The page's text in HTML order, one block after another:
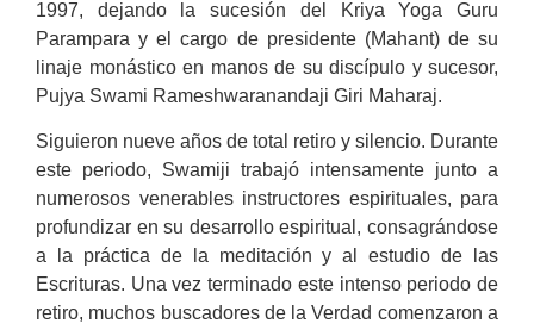
1997, dejando la sucesión del Kriya Yoga Guru
Parampara y el cargo de presidente (Mahant) de su
linaje monástico en manos de su discípulo y sucesor,
Pujya Swami Rameshwaranandaji Giri Maharaj.
Siguieron nueve años de total retiro y silencio. Durante
este periodo, Swamiji trabajó intensamente junto a
numerosos venerables instructores espirituales, para
profundizar en su desarrollo espiritual, consagrándose
a la práctica de la meditación y al estudio de las
Escrituras. Una vez terminado este intenso periodo de
retiro, muchos buscadores de la Verdad comenzaron a